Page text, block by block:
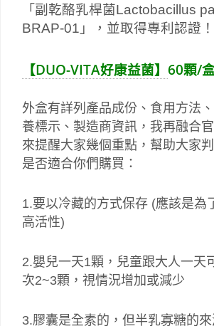
「 副乾酪乳桿菌Lactobacillus
BRAP-01 」，並取得專利認證！
【DUO-VITA好康益菌】 60顆/
外盒有詳列產品成份、食用方法
養標示、製造商資訊，我再融合
來提醒大家幾個重點，幫助大家
是否適合你們購買：
1.要以冷藏的方式保存 (應該是為
高活性)
2.嬰兒一天1顆，兒童跟大人一天
次2~3顆，視情況增加或減少
3.膠囊是全素的，但半乳寡糖的